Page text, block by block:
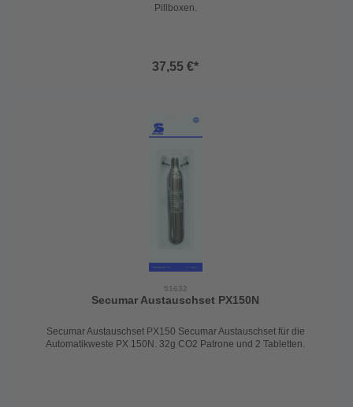
Pillboxen.
37,55 €*
51632
Secumar Austauschset PX150N
Secumar Austauschset PX150 Secumar Austauschset für die
Automatikweste PX 150N. 32g CO2 Patrone und 2 Tabletten.